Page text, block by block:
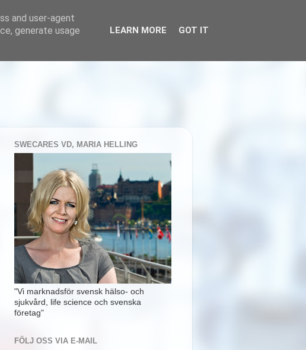
SWECARES VD, MARIA HELLING
"Vi marknadsför svensk hälso- och
sjukvård, life science och svenska
företag"
FÖLJ OSS VIA E-MAIL
and user-agent
generate usage
LEARN MORE GOT IT